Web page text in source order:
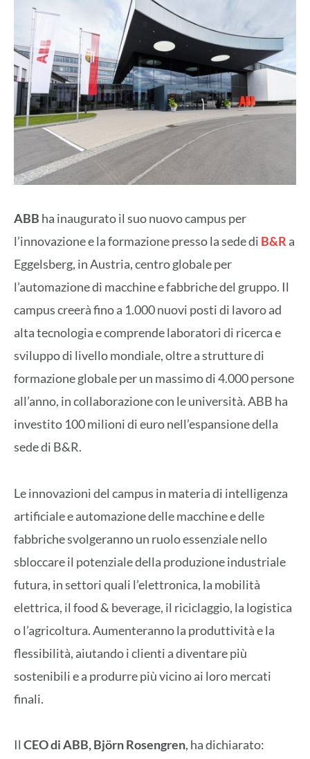
ABB ha inaugurato il suo nuovo campus per
l’innovazione e la formazione presso la sede di B&R a
Eggelsberg, in Austria, centro globale per
l’automazione di macchine e fabbriche del gruppo. Il
campus creerà fino a 1.000 nuovi posti di lavoro ad
alta tecnologia e comprende laboratori di ricerca e
sviluppo di livello mondiale, oltre a strutture di
formazione globale per un massimo di 4.000 persone
all’anno, in collaborazione con le università. ABB ha
investito 100 milioni di euro nell’espansione della
sede di B&R.
Le innovazioni del campus in materia di intelligenza
artificiale e automazione delle macchine e delle
fabbriche svolgeranno un ruolo essenziale nello
sbloccare il potenziale della produzione industriale
futura, in settori quali l’elettronica, la mobilità
elettrica, il food & beverage, il riciclaggio, la logistica
o l’agricoltura. Aumenteranno la produttività e la
flessibilità, aiutando i clienti a diventare più
sostenibili e a produrre più vicino ai loro mercati
finali.
Il CEO di ABB, Björn Rosengren, ha dichiarato: